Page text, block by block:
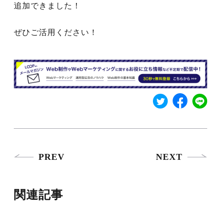
追加できました！
ぜひご活用ください！
PREV NEXT
関連記事